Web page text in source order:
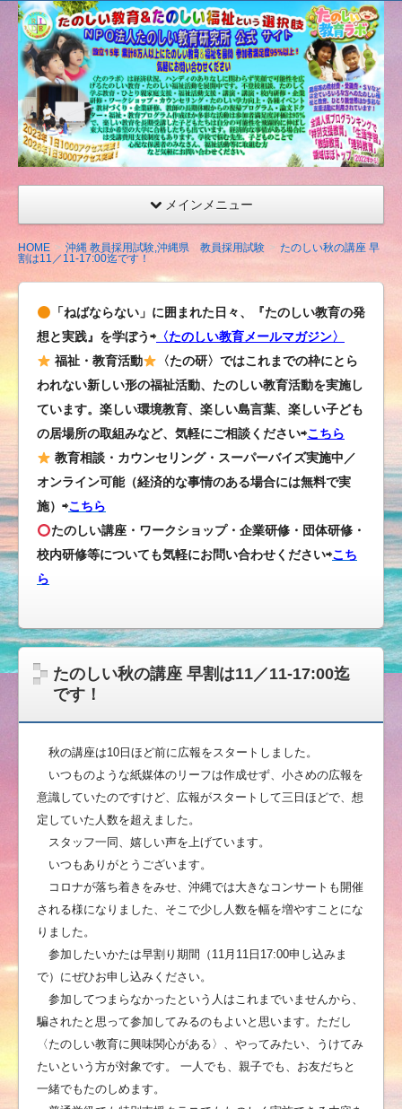
たの
しい
教育
研究
所
（沖
縄）
公式
ト
メインメニュー
HOME 沖縄 教員採用試験,沖縄県 教員採用試験
たのしい秋の講座 早
割は11／11-17:00迄です！
「ねばならない」に囲まれた日々、『たのしい教育の発
想と実践』を学ぼう⇨ 〈たのしい教育メールマガジン〉
福祉・教育活動
〈たの研〉ではこれまでの枠にとら
われない新しい形の福祉活動、たのしい教育活動を実施し
ています。楽しい環境教育、楽しい島言葉、楽しい子ども
の居場所の取組みなど、気軽にご相談ください⇨こちら
教育相談・カウンセリング・スーパーバイズ実施中／
オンライン可能（経済的な事情のある場合には無料で実
施）⇨こちら
たのしい講座・ワークショップ・企業研修・団体研修・
校内研修等についても気軽にお問い合わせください⇨こち
ら
たのしい秋の講座 早割は11／11-17:00迄
です！
秋の講座は10日ほど前に広報をスタートしました。
いつものような紙媒体のリーフは作成せず、小さめの広報を
意識していたのですけど、広報がスタートして三日ほどで、想
定していた人数を超えました。
スタッフ一同、嬉しい声を上げています。
いつもありがとうございます。
コロナが落ち着きをみせ、沖縄では大きなコンサートも開催
される様になりました、そこで少し人数を幅を増やすことにな
りました。
参加したいかたは早割り期間（11月11日17:00申し込みま
で）にぜひお申し込みください。
参加してつまらなかったという人はこれまでいませんから、
騙されたと思って参加してみるのもよいと思います。ただし
〈たのしい教育に興味関心がある〉、やってみたい、うけてみ
たいという方が対象です。 一人でも、親子でも、お友だちと
一緒でもたのしめます。